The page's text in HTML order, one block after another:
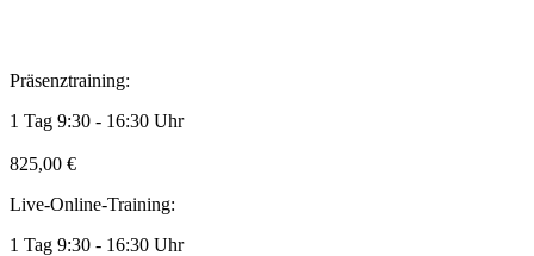
Präsenztraining:
1 Tag 9:30 - 16:30 Uhr
825,00 €
Live-Online-Training:
1 Tag 9:30 - 16:30 Uhr